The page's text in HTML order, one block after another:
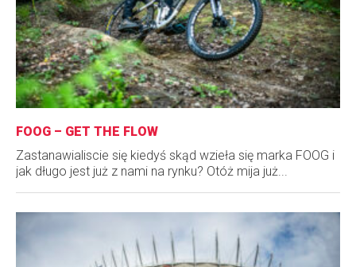
FOOG – GET THE FLOW
Zastanawialiscie się kiedyś skąd wzieła się marka FOOG i
jak długo jest już z nami na rynku? Otóż mija już...